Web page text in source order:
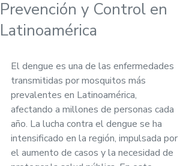
Prevención y Control en
Latinoamérica
El dengue es una de las enfermedades
transmitidas por mosquitos más
prevalentes en Latinoamérica,
afectando a millones de personas cada
año. La lucha contra el dengue se ha
intensificado en la región, impulsada por
el aumento de casos y la necesidad de